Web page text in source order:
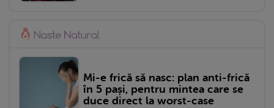
Mi-e frică să nasc: plan anti-frică
în 5 pași, pentru mintea care se
duce direct la worst-case